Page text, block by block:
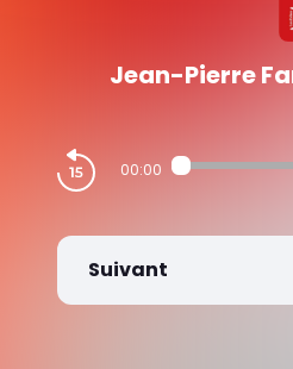
Jean-Pierre
00:00
Suivant